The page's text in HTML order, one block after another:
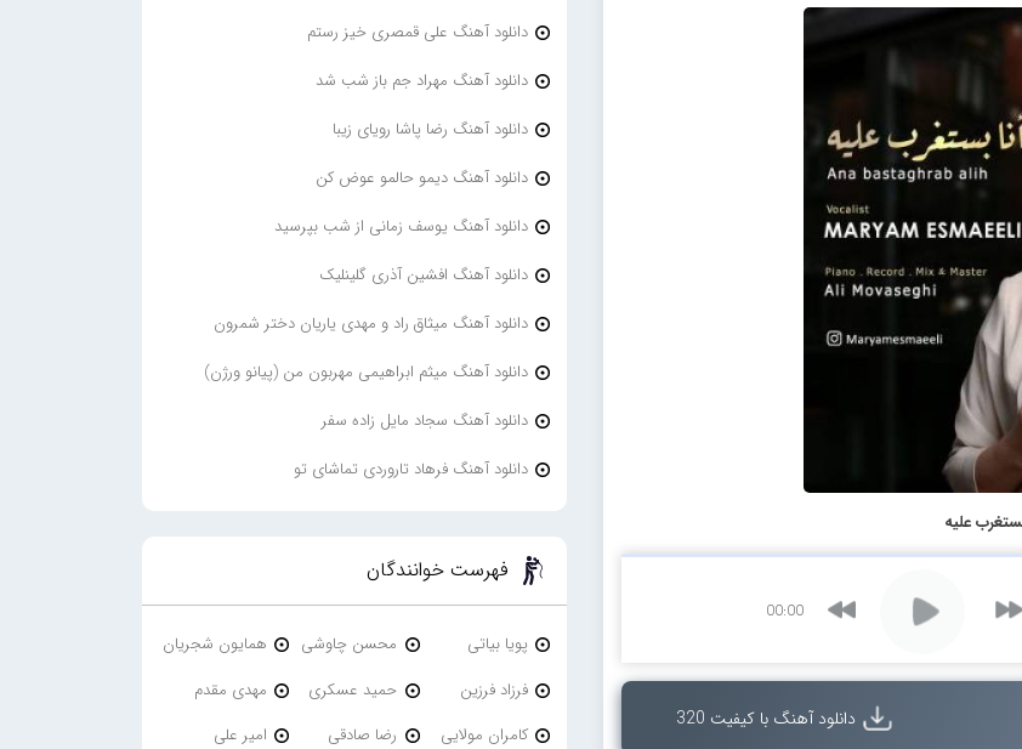
علیه
00:00
دانلود آهنگ با کیفیت 320
دانلود آهنگ علی قمصری خیز رستم
دانلود آهنگ مهراد جم باز شب شد
دانلود آهنگ رضا پاشا رویای زیبا
دانلود آهنگ دیمو حالمو عوض کن
دانلود آهنگ یوسف زمانی از شب بپرسید
دانلود آهنگ افشین آذری گلینلیک
دانلود آهنگ میثاق راد و مهدی یاریان دختر شمرون
دانلود آهنگ میثم ابراهیمی مهربون من (پیانو ورژن)
دانلود آهنگ سجاد مایل زاده سفر
دانلود آهنگ فرهاد تاروردی تماشای تو
فهرست خوانندگان
پویا بیاتی محسن چاوشی
همایون شجریان
فرزاد فرزین
حمید عسکری
مهدی مقدم
کامران مولایی
رضا صادقی
امیر علی